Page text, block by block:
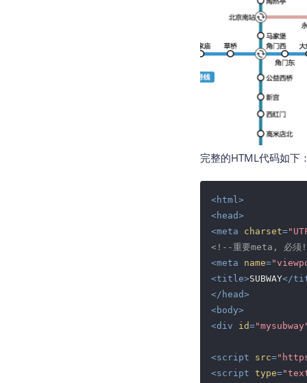
完整的HTML代码如下
<html>
<head>
<meta charset=
<!--重要meta, 必
<meta name=
<title>SUBWAY</
</ head>
<body>
<div id=
<script src=
<script type=